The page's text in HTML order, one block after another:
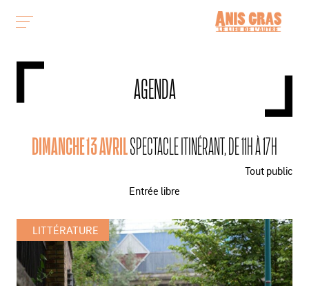
AGENDA
DIMANCHE 13 AVRILSPECTACLE ITINÉRANT, DE 11H À 17H
Tout public
Entrée libre
LITTÉRATURE